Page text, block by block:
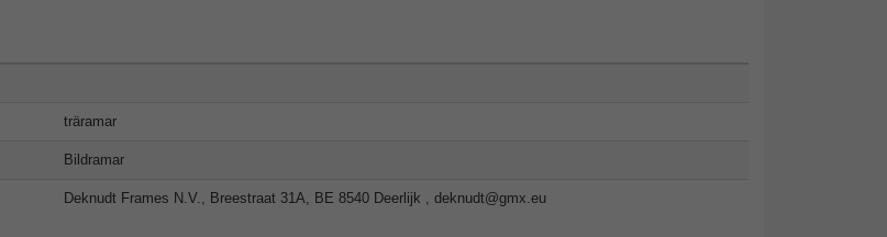
träramar
Bildramar
Deknudt Frames N.V., Breestraat 31A, BE 8540 Deerlijk , deknudt@gmx.eu